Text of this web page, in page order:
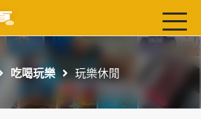
吃喝玩樂 玩樂休閒